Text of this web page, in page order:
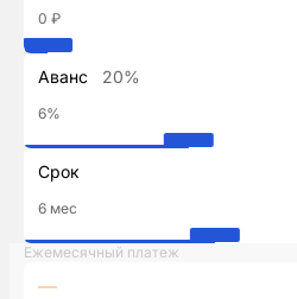
0 ₽
Аванс 20%
6%
Срок
6 мес
Ежемесячный платеж
—